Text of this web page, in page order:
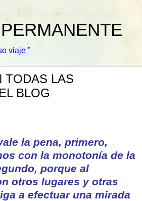
viaje "
TODAS LAS
BLOG
la pena, primero,
con la monotonía de la
porque al
otros lugares y otras
a efectuar una mirada